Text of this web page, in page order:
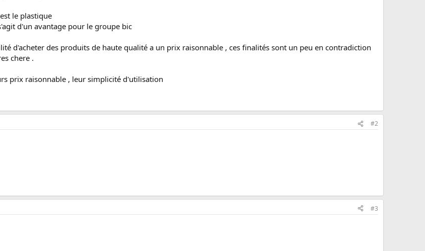
le plastique
d'un avantage pour le groupe bic
d'acheter des produits de haute qualité a un prix raisonnable , ces finalités sont un peu en contradiction
chere .
prix raisonnable , leur simplicité d'utilisation
#2
#3